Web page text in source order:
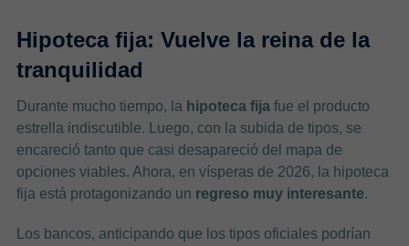
Hipoteca fija: Vuelve la reina de la
tranquilidad
Durante mucho tiempo, la hipoteca fijafue el producto
estrella indiscutible. Luego, con la subida de tipos, se
encareció tanto que casi desapareció del mapa de
opciones viables. Ahora, en vísperas de 2026, la hipoteca
fija está protagonizando un regreso muy interesante.
Los bancos, anticipando que los tipos oficiales podrían